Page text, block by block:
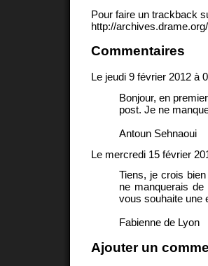
Pour faire un trackback
http://
Commentaires
Le jeudi 9 février 2012 à
Bonjour, en
post. Je ne
Antoun Sehnaoui
Le mercredi 15 février
Tiens, je crois
ne manquerais
vous souhaite une
Fabienne de Lyon
Ajouter un